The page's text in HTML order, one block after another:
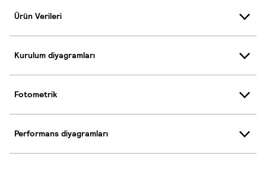
Ürün Verileri
Kurulum diyagramları
Fotometrik
Performans diyagramları